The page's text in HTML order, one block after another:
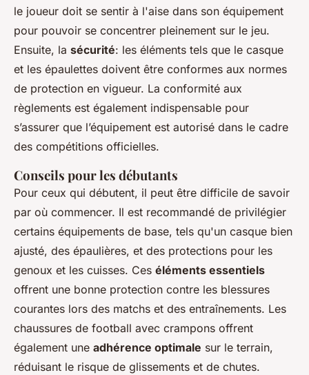
le joueur doit se sentir à l'aise dans son équipement
pour pouvoir se concentrer pleinement sur le jeu.
Ensuite, la sécurité: les éléments tels que le casque
et les épaulettes doivent être conformes aux normes
de protection en vigueur. La conformité aux
règlements est également indispensable pour
s’assurer que l’équipement est autorisé dans le cadre
des compétitions officielles.
Conseils pour les débutants
Pour ceux qui débutent, il peut être difficile de savoir
par où commencer. Il est recommandé de privilégier
certains équipements de base, tels qu'un casque bien
ajusté, des épaulières, et des protections pour les
genoux et les cuisses. Ces éléments essentiels
offrent une bonne protection contre les blessures
courantes lors des matchs et des entraînements. Les
chaussures de football avec crampons offrent
également une adhérence optimale sur le terrain,
réduisant le risque de glissements et de chutes.